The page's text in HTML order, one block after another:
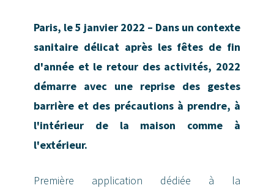
Paris, le 5 janvier 2022 – Dans un contexte
sanitaire délicat après les fêtes de fin
d'année et le retour des activités, 2022
démarre avec une reprise des gestes
barrière et des précautions à prendre, à
l'intérieur de la maison comme à
l'extérieur.
Première application dédiée à la